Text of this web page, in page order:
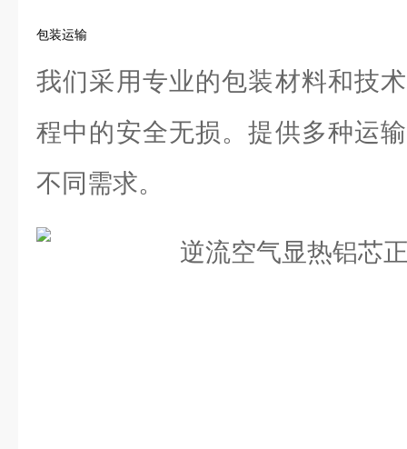
包装运输
我们采用专业的包装材料和技
程中的安全无损。提供多种运
不同需求。